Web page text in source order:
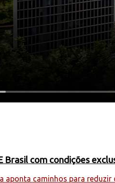
Brasil com condições